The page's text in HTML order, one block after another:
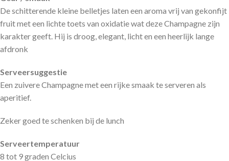
De schitterende kleine belletjes laten een aroma vrij van gekonfijt
fruit met een lichte toets van oxidatie wat deze Champagne zijn
karakter geeft. Hij is droog, elegant, licht en een heerlijk lange
afdronk
Serveersuggestie
Een zuivere Champagne met een rijke smaak te serveren als
aperitief.
Zeker goed te schenken bij de lunch
Serveertemperatuur
8 tot 9 graden Celcius